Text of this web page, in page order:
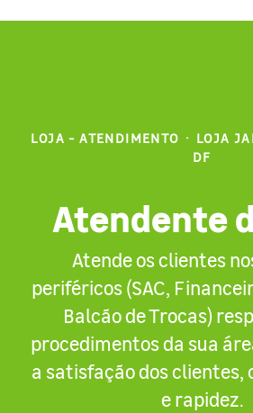
LOJA - ATENDIMENTO · LOJA
DF
Atendente
Atende os clientes
periféricos (SAC,
Balcão de Trocas)
procedimentos da sua
a satisfação dos clientes,
e rapidez.